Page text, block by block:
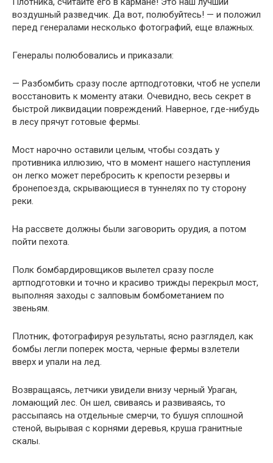
воздушный разведчик. Да вот, полюбуйтесь! — и положил
перед генералами несколько фотографий, еще влажных.
Генералы полюбовались и приказали:
— Разбомбить сразу после артподготовки, чтоб не успели
восстановить к моменту атаки. Очевидно, весь секрет в
быстрой ликвидации повреждений. Наверное, где-нибудь
в лесу прячут готовые фермы.
Мост нарочно оставили целым, чтобы создать у
противника иллюзию, что в момент нашего наступления
он легко может перебросить к крепости резервы и
бронепоезда, скрывающиеся в туннелях по ту сторону
реки.
На рассвете должны были заговорить орудия, а потом
пойти пехота.
Полк бомбардировщиков вылетел сразу после
артподготовки и точно и красиво трижды перекрыл мост,
выполняя заходы с залповым бомбометанием по
звеньям.
Плотник, фотографируя результаты, ясно разглядел, как
бомбы легли поперек моста, черные фермы взлетели
вверх и упали на лед.
Возвращаясь, летчики увидели внизу черный Ураган,
ломающий лес. Он шел, свиваясь и развиваясь, то
рассыпаясь на отдельные смерчи, то бушуя сплошной
стеной, вырывая с корнями деревья, круша гранитные
скалы.